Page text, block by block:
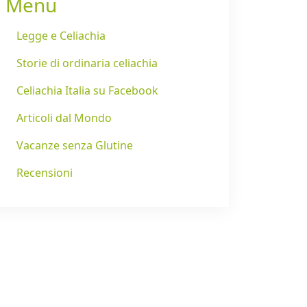
Legge e Celiachia
Storie di ordinaria celiachia
Celiachia Italia su Facebook
Articoli dal Mondo
Vacanze senza Glutine
Recensioni